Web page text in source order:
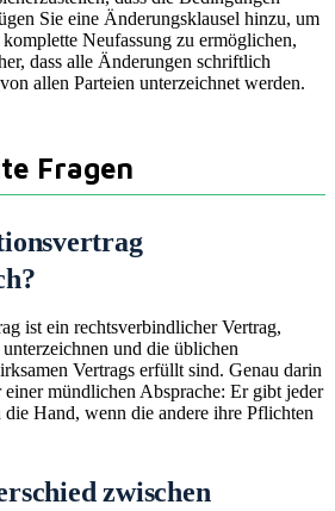
Sie eine Änderungsklausel hinzu, um
Neufassung zu ermöglichen,
dass alle Änderungen schriftlich
allen Parteien unterzeichnet werden.
Fragen
ist ein rechtsverbindlicher Vertrag,
und die üblichen
Vertrags erfüllt sind. Genau darin
einer mündlichen Absprache: Er gibt jeder
die Hand, wenn die andere ihre Pflichten
zwischen